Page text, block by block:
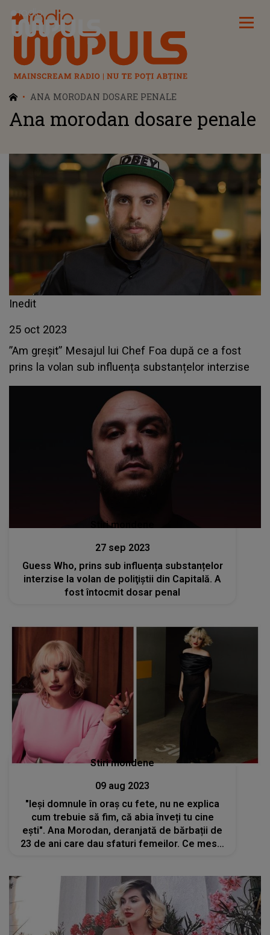
Radio Impuls
ANA MORODAN DOSARE PENALE
Ana morodan dosare penale
Inedit
25 oct 2023
”Am greșit” Mesajul lui Chef Foa după ce a fost
prins la volan sub influența substanțelor interzise
Stiri mondene
27 sep 2023
Guess Who, prins sub influența substanțelor
interzise la volan de poliţiştii din Capitală. A
fost întocmit dosar penal
Stiri mondene
09 aug 2023
"Ieși domnule în oraș cu fete, nu ne explica
cum trebuie să fim, că abia înveți tu cine
ești". Ana Morodan, deranjată de bărbații de
23 de ani care dau sfaturi femeilor. Ce mesaj